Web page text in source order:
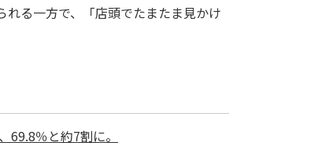
る一方で、「店頭でたまたま見かけ
69.8％と約7割に。